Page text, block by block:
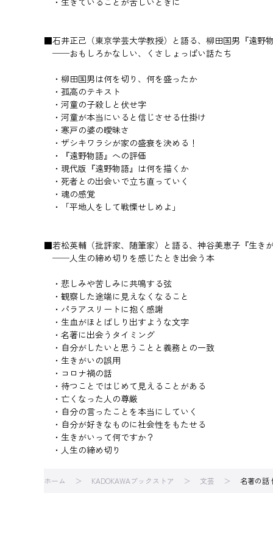
■石井正己（東京学芸大学教授）と語る、柳田国男『遠野物
──おもしろかなしい、くさしょっぱい話たち
・柳田国男は何を切り、何を盛ったか
・孤高のテキスト
・河童の子殺しと伏せ字
・河童が本当にいると信じさせる仕掛け
・寒戸の婆の曖昧さ
・ザシキワラシが家の盛衰を決める！
・『遠野物語』への評価
・現代版『遠野物語』は何を描くか
・死者との出会いで立ち直っていく
・魂の感覚
・「平地人をして戦慄せしめよ」
■若松英輔（批評家、随筆家）と語る、神谷美恵子『生きが
──人生の締め切りを感じたとき出会う本
・悲しみや苦しみに共鳴する弦
・観察した途端に見えなくなること
・パラアスリートに抱く感謝
・生血がほとばしり出すような文字
・名著に出会うタイミング
・自分がしたいと思うことと義務との一致
・生きがいの誤用
・コロナ禍の話
・待つことではじめて見えることがある
・亡くなった人の尊厳
・自分の言ったことを本当にしていく
・自分が好きなものに社会性をもたせる
・生きがいって何ですか？
・人生の締め切り
ホーム KADOKAWAブックストア 文芸 名著の話